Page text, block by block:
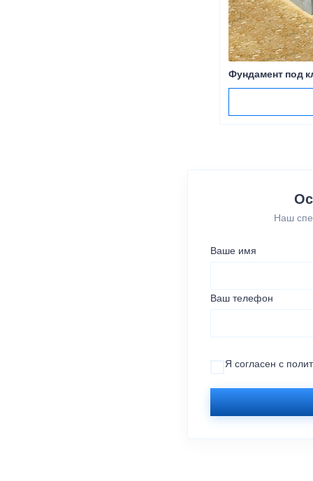
Фундамент под
Наш
Ваше имя
Ваш телефон
Я согласен с